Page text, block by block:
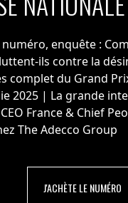
numéro, enquête :
ils contre la
complet du Grand
2025 | La grande
France & Chief
The Adecco Group
J'ACHÈTE LE NUMÉRO